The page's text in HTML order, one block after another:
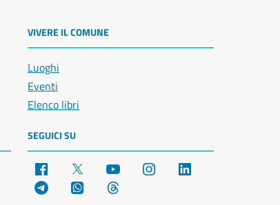
VIVERE IL COMUNE
Luoghi
Eventi
Elenco libri
SEGUICI SU
Facebook YouTube Instagram
Telegram WhatsApp